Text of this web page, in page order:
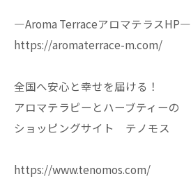
—Aroma TerraceアロマテラスHP—
https://aromaterrace-m.com/
全国へ安心と幸せを届ける！
アロマテラピーとハーブティーの
ショッピングサイト テノモス
https://www.tenomos.com/